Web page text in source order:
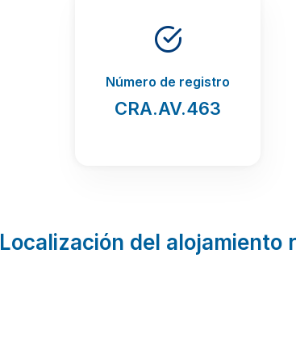
Número de registro
CRA.AV.463
Localización del alojamiento